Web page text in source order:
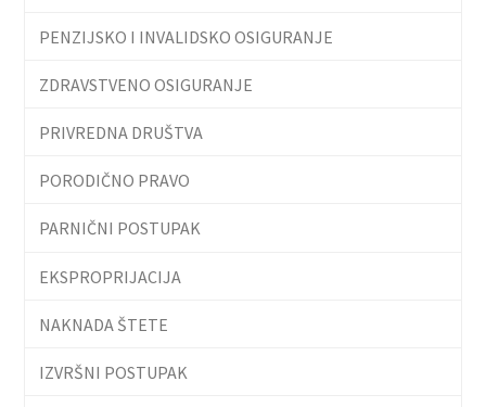
PENZIJSKO I INVALIDSKO OSIGURANJE
ZDRAVSTVENO OSIGURANJE
PRIVREDNA DRUŠTVA
PORODIČNO PRAVO
PARNIČNI POSTUPAK
EKSPROPRIJACIJA
NAKNADA ŠTETE
IZVRŠNI POSTUPAK